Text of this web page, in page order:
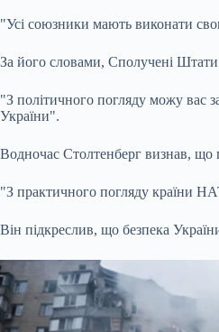
"Усі союзники мають виконати
За його словами, Сполучені Штати
"З політичного погляду можу вас
України".
Водночас Столтенберг визнав, що
"З практичного погляду країни
Він підкреслив, що безпека